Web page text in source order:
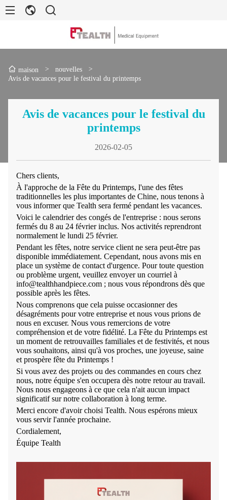
maison > nouvelles
>
Avis de vacances pour le festival du printemps
Avis de vacances pour le festival du
printemps
2026-02-05
Chers clients,
À l'approche de la Fête du Printemps, l'une des fêtes
traditionnelles les plus importantes de Chine, nous tenons à
vous informer que Tealth sera fermé pendant les vacances.
Voici le calendrier des congés de l'entreprise : nous serons
fermés du 8 au 24 février inclus. Nos activités reprendront
normalement le lundi 25 février.
Pendant les fêtes, notre service client ne sera peut-être pas
disponible immédiatement. Cependant, nous avons mis en
place un système de contact d'urgence. Pour toute question
ou problème urgent, veuillez envoyer un courriel à
info@tealthhandpiece.com ; nous vous répondrons dès que
possible après les fêtes.
Nous comprenons que cela puisse occasionner des
désagréments pour votre entreprise et nous vous prions de
nous en excuser. Nous vous remercions de votre
compréhension et de votre fidélité. La Fête du Printemps est
un moment de retrouvailles familiales et de festivités, et nous
vous souhaitons, ainsi qu'à vos proches, une joyeuse, saine
et prospère fête du Printemps !
Si vous avez des projets ou des commandes en cours chez
nous, notre équipe s'en occupera dès notre retour au travail.
Nous nous engageons à ce que cela n'ait aucun impact
significatif sur notre collaboration à long terme.
Merci encore d'avoir choisi Tealth. Nous espérons mieux
vous servir l'année prochaine.
Cordialement,
Équipe Tealth